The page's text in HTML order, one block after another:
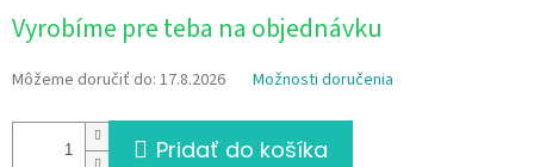
cena:
Vyrobíme pre teba na objednávku
Môžeme doručiť do: 17.8.2026 Možnosti doručenia
Pridať do košíka